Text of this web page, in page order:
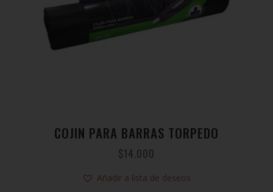
COJIN PARA BARRAS TORPEDO
$14.000
Añadir a lista de deseos